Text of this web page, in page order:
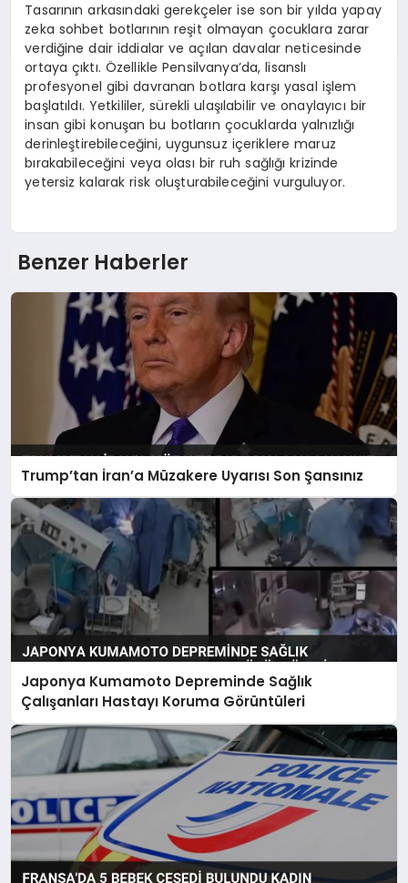
Tasarının arkasındaki gerekçeler ise son bir yılda yapay
zeka sohbet botlarının reşit olmayan çocuklara zarar
verdiğine dair iddialar ve açılan davalar neticesinde
ortaya çıktı. Özellikle Pensilvanya’da, lisanslı
profesyonel gibi davranan botlara karşı yasal işlem
başlatıldı. Yetkililer, sürekli ulaşılabilir ve onaylayıcı bir
insan gibi konuşan bu botların çocuklarda yalnızlığı
derinleştirebileceğini, uygunsuz içeriklere maruz
bırakabileceğini veya olası bir ruh sağlığı krizinde
yetersiz kalarak risk oluşturabileceğini vurguluyor.
Benzer Haberler
Trump’tan İran’a Müzakere Uyarısı Son Şansınız
Japonya Kumamoto Depreminde Sağlık
Çalışanları Hastayı Koruma Görüntüleri